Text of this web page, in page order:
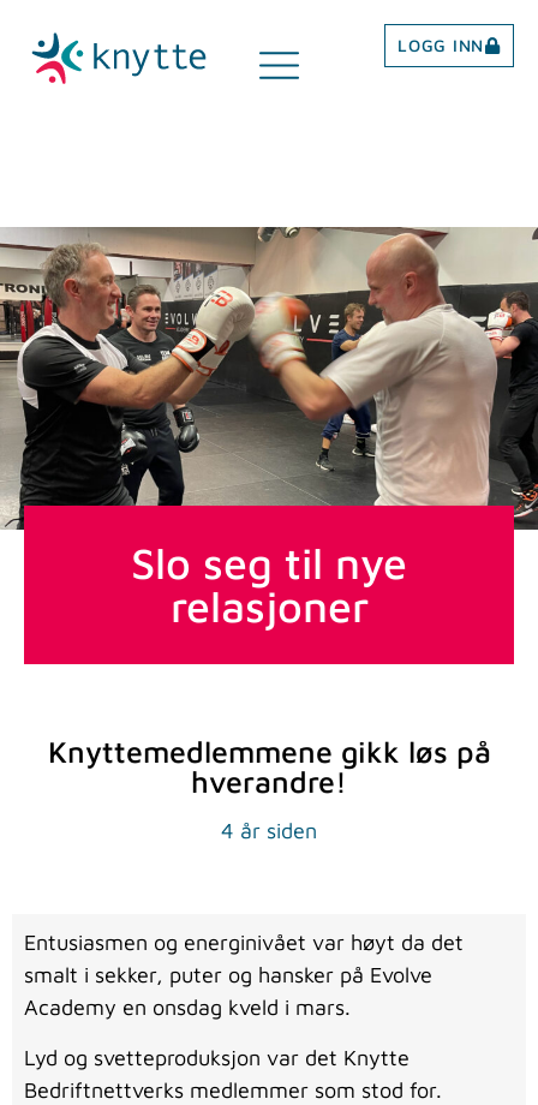
LOGG INN
Slo seg til nye
relasjoner
Knyttemedlemmene gikk løs på
hverandre!
4 år siden
Entusiasmen og energinivået var høyt da det
smalt i sekker, puter og hansker på Evolve
Academy en onsdag kveld i mars.
Lyd og svetteproduksjon var det Knytte
Bedriftnettverks medlemmer som stod for.